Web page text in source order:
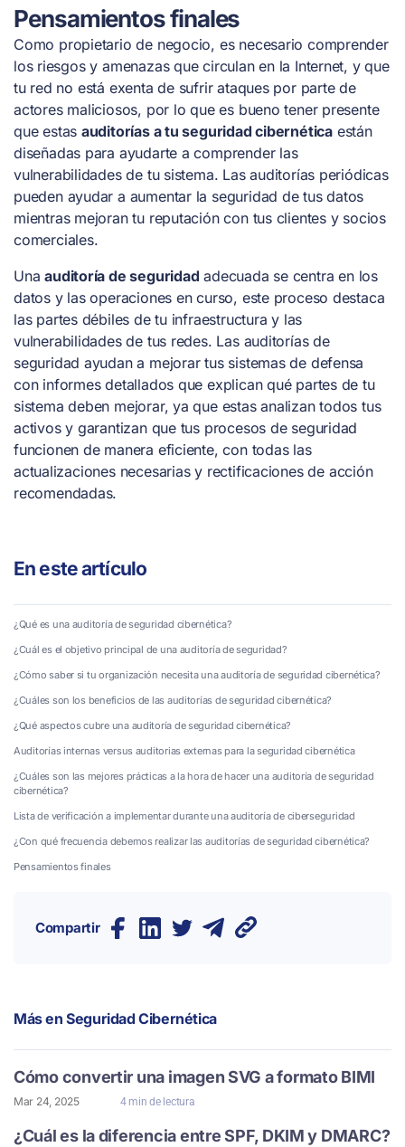
Pensamientos finales
Como propietario de negocio, es necesario comprender
los riesgos y amenazas que circulan en la Internet, y que
tu red no está exenta de sufrir ataques por parte de
actores maliciosos, por lo que es bueno tener presente
que estas auditorías a tu seguridad cibernéticaestán
diseñadas para ayudarte a comprender las
vulnerabilidades de tu sistema. Las auditorías periódicas
pueden ayudar a aumentar la seguridad de tus datos
mientras mejoran tu reputación con tus clientes y socios
comerciales.
Unaauditoría de seguridad adecuada se centra en los
datos y las operaciones en curso, este proceso destaca
las partes débiles de tu infraestructura y las
vulnerabilidades de tus redes. Las auditorías de
seguridad ayudan a mejorar tus sistemas de defensa
con informes detallados que explican qué partes de tu
sistema deben mejorar, ya que estas analizan todos tus
activos y garantizan que tus procesos de seguridad
funcionen de manera eficiente, con todas las
actualizaciones necesarias y rectificaciones de acción
recomendadas.
En este artículo
¿Qué es una auditoría de seguridad cibernética?
¿Cuál es el objetivo principal de una auditoría de seguridad?
¿Cómo saber si tu organización necesita una auditoría de seguridad cibernética?
¿Cuáles son los beneficios de las auditorías de seguridad cibernética?
¿Qué aspectos cubre una auditoría de seguridad cibernética?
Auditorías internas versus auditorias externas para la seguridad cibernética
¿Cuáles son las mejores prácticas a la hora de hacer una auditoría de seguridad
cibernética?
Lista de verificación a implementar durante una auditoría de ciberseguridad
¿Con qué frecuencia debemos realizar las auditorías de seguridad cibernética?
Pensamientos finales
Compartir
Más enSeguridad Cibernética
Cómo convertir una imagen SVG a formato BIMI
Mar 24, 2025 4 min de lectura
¿Cuál es la diferencia entre SPF, DKIM y DMARC?